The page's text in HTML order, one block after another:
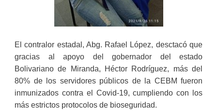
El contralor estadal, Abg. Rafael López, desctacó que
gracias al apoyo del gobernador del estado
Bolivariano de Miranda, Héctor Rodríguez, más del
80% de los servidores públicos de la CEBM fueron
inmunizados contra el Covid-19, cumpliendo con los
más estrictos protocolos de bioseguridad.